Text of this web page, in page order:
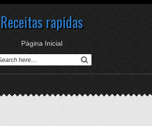
Receitas rapidas
Página Inicial